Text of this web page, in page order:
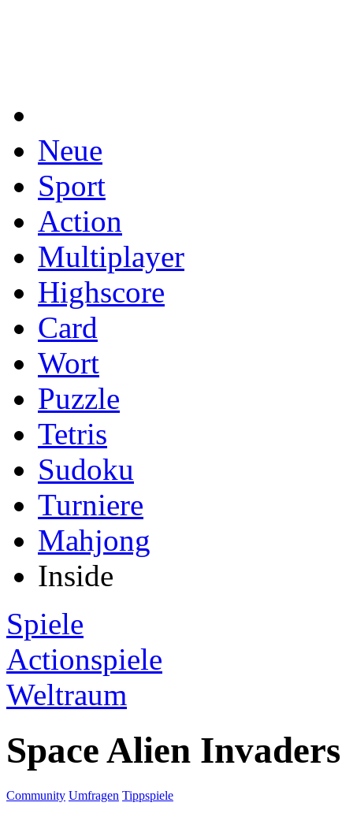
Neue
Sport
Action
Multiplayer
Highscore
Card
Wort
Puzzle
Tetris
Sudoku
Turniere
Mahjong
Inside
Spiele
Actionspiele
Weltraum
Space Alien Invaders
Community Umfragen Tippspiele